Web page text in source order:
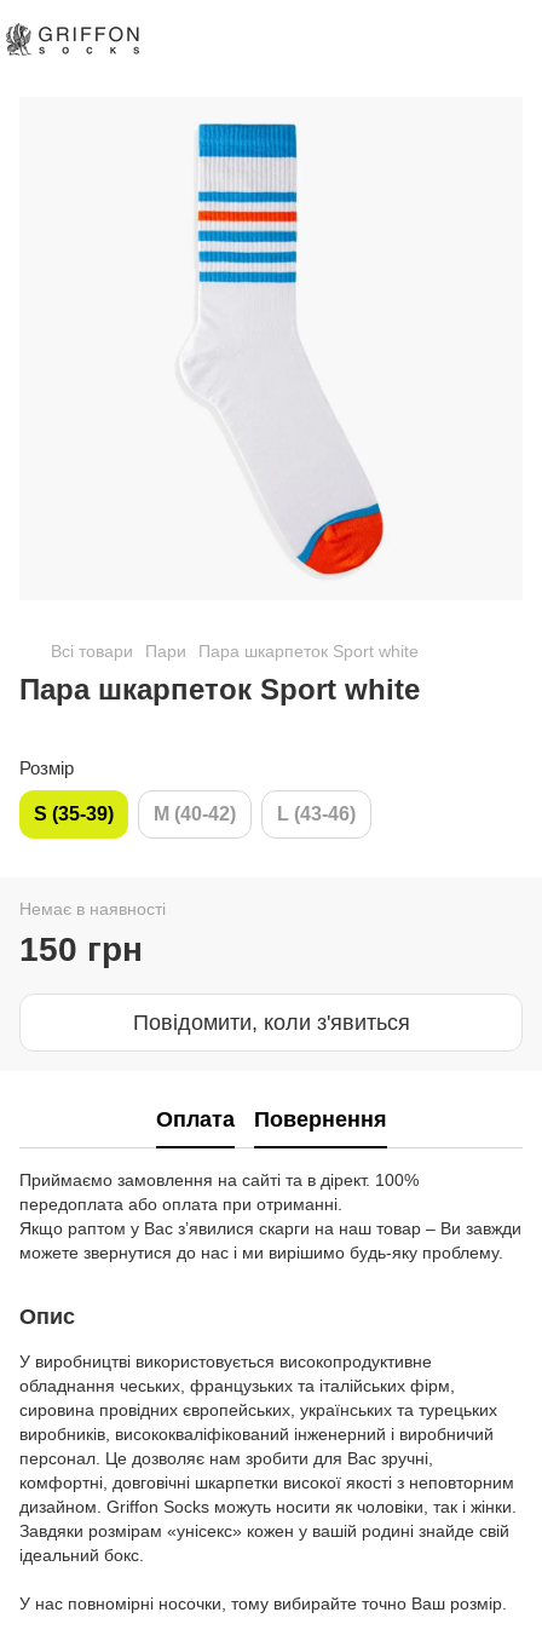
Всі товари Пари Пара шкарпеток Sport white
Пара шкарпеток Sport white
Розмір
S (35-39) M (40-42) L (43-46)
Немає в наявності
150 грн
Повідомити, коли з'явиться
Оплата Повернення
Приймаємо замовлення на сайті та в дірект. 100%
передоплата або оплата при отриманні.
Якщо раптом у Вас з’явилися скарги на наш товар – Ви завжди
можете звернутися до нас і ми вирішимо будь-яку проблему.
Опис
У виробництві використовується високопродуктивне
обладнання чеських, французьких та італійських фірм,
сировина провідних європейських, українських та турецьких
виробників, висококваліфікований інженерний і виробничий
персонал. Це дозволяє нам зробити для Вас зручні,
комфортні, довговічні шкарпетки високої якості з неповторним
дизайном. Griffon Socks можуть носити як чоловіки, так і жінки.
Завдяки розмірам «унісекс» кожен у вашій родині знайде свій
ідеальний бокс.
У нас повномірні носочки, тому вибирайте точно Ваш розмір.